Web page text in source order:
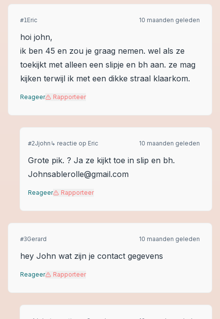
#1Eric 10 maanden geleden
hoi john,
ik ben 45 en zou je graag nemen. wel als ze
toekijkt met alleen een slipje en bh aan. ze mag
kijken terwijl ik met een dikke straal klaarkom.
Reageer Rapporteer
#2Jjohn ↳ reactie op Eric 10 maanden geleden
Grote pik. ? Ja ze kijkt toe in slip en bh.
Johnsablerolle@gmail.com
Reageer Rapporteer
#3Gerard 10 maanden geleden
hey John wat zijn je contact gegevens
Reageer Rapporteer